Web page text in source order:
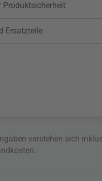
Produktsicherheit
Ersatzteile
verstehen sich